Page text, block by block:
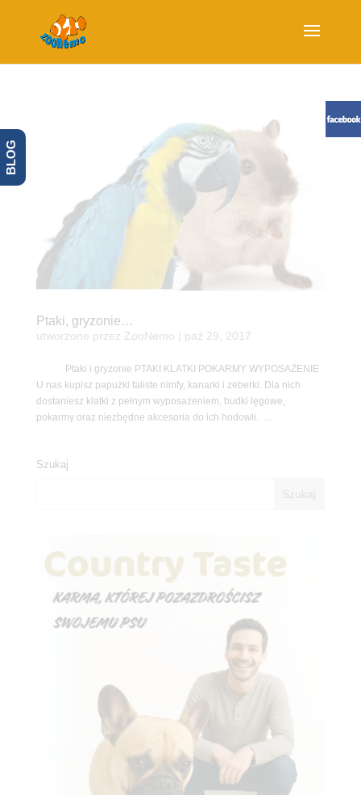
Ptaki, gryzonie…
utworzone przez ZooNemo paź 29, 2017
Ptaki i gryzonie PTAKI KLATKI POKARMY WYPOSAŻENIE
U nas kupisz papużki faliste nimfy, kanarki i zeberki. Dla nich
dostaniesz klatki z pełnym wyposażeniem, budki lęgowe,
pokarmy oraz niezbędne akcesoria do ich hodowli. ...
Szukaj
BLOG